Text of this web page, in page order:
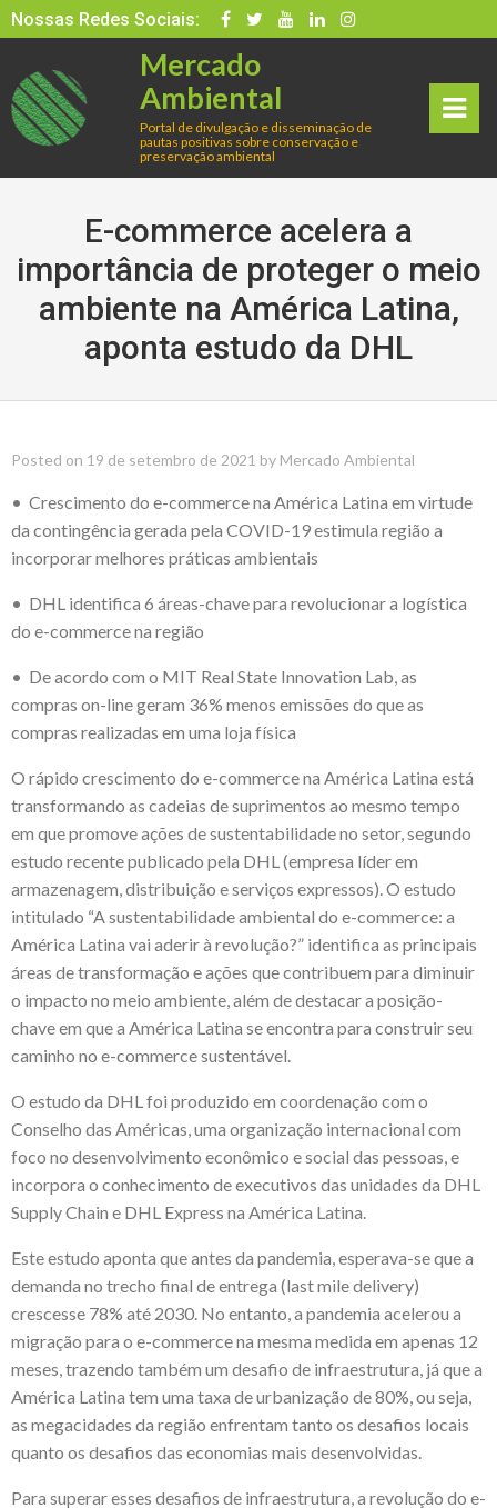
Skip
to
content
Nossas Redes Sociais:
Mercado
Ambiental
Portal de divulgação e disseminação de
pautas positivas sobre conservação e
preservação ambiental
Men
u
E-commerce acelera a
importância de proteger o meio
ambiente na América Latina,
aponta estudo da DHL
Posted on 19 de setembro de 2021 by Mercado Ambiental
• Crescimento do e-commerce na América Latina em virtude
da contingência gerada pela COVID-19 estimula região a
incorporar melhores práticas ambientais
• DHL identifica 6 áreas-chave para revolucionar a logística
do e-commerce na região
• De acordo com o MIT Real State Innovation Lab, as
compras on-line geram 36% menos emissões do que as
compras realizadas em uma loja física
O rápido crescimento do e-commerce na América Latina está
transformando as cadeias de suprimentos ao mesmo tempo
em que promove ações de sustentabilidade no setor, segundo
estudo recente publicado pela DHL (empresa líder em
armazenagem, distribuição e serviços expressos). O estudo
intitulado “A sustentabilidade ambiental do e-commerce: a
América Latina vai aderir à revolução?” identifica as principais
áreas de transformação e ações que contribuem para diminuir
o impacto no meio ambiente, além de destacar a posição-
chave em que a América Latina se encontra para construir seu
caminho no e-commerce sustentável.
O estudo da DHL foi produzido em coordenação com o
Conselho das Américas, uma organização internacional com
foco no desenvolvimento econômico e social das pessoas, e
incorpora o conhecimento de executivos das unidades da DHL
Supply Chain e DHL Express na América Latina.
Este estudo aponta que antes da pandemia, esperava-se que a
demanda no trecho final de entrega (last mile delivery)
crescesse 78% até 2030. No entanto, a pandemia acelerou a
migração para o e-commerce na mesma medida em apenas 12
meses, trazendo também um desafio de infraestrutura, já que a
América Latina tem uma taxa de urbanização de 80%, ou seja,
as megacidades da região enfrentam tanto os desafios locais
quanto os desafios das economias mais desenvolvidas.
Para superar esses desafios de infraestrutura, a revolução do e-